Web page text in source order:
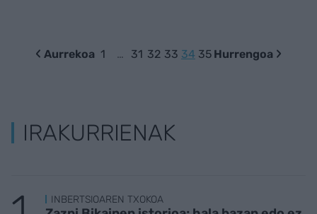
Aurrekoa 1 … 31 32 33 34 35 Hurrengoa
IRAKURRIENAK
INBERTSIOAREN TXOKOA